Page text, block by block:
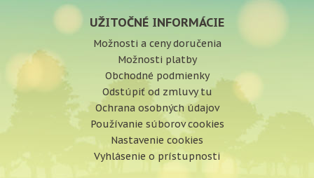
UŽITOČNÉ INFORMÁCIE
Možnosti a ceny doručenia
Možnosti platby
Obchodné podmienky
Odstúpiť od zmluvy tu
Ochrana osobných údajov
Používanie súborov cookies
Nastavenie cookies
Vyhlásenie o prístupnosti